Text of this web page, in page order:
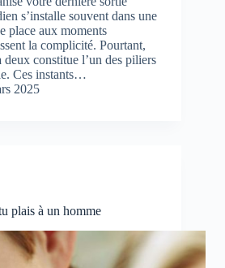
s’installe souvent dans une
place aux moments
la complicité. Pourtant,
deux constitue l’un des piliers
Ces instants…
2025
plais à un homme